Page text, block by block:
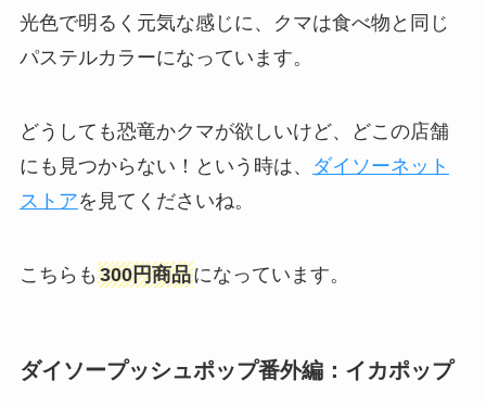
光色で明るく元気な感じに、クマは食べ物と同じ
パステルカラーになっています。
どうしても恐竜かクマが欲しいけど、どこの店舗
にも見つからない！という時は、
ダイソーネット
ストアを見てくださいね。
こちらも 300円商品になっています。
ダイソープッシュポップ番外編：イカポップ